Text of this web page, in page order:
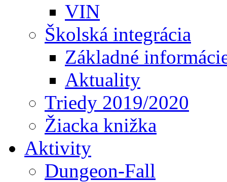
VIN
Školská integrácia
Základné
Aktuality
Triedy 2019/2020
Žiacka knižka
Aktivity
Dungeon-Fall